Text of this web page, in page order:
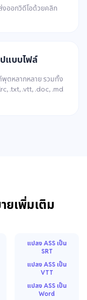
งออกวิดีโอด้วยคลิก
แบบไฟล์
พุตหลากหลาย รวมทั้ง
.txt, .vtt, .doc, .md
ยเพิ่มเติม
แปลง ASS เป็น
SRT
แปลง ASS เป็น
VTT
แปลง ASS เป็น
Word